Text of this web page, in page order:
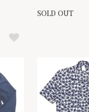
SOLD OUT